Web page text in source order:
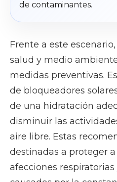
de contaminantes.
Frente a este
salud y medio
medidas preventivas.
de bloqueadores
de una hidratación
disminuir las
aire libre. Estas
destinadas a proteger
afecciones